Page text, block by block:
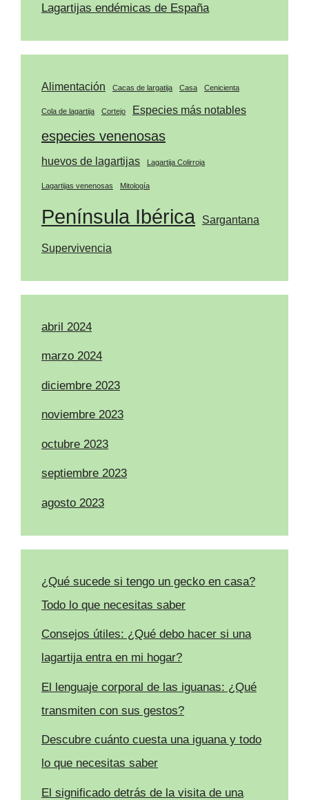
Lagartijas endémicas de España
Alimentación Cacas de largatija Casa Cenicienta
Cola de lagartija Cortejo Especies más notables
especies venenosas
huevos de lagartijas Lagartija Colirroja
Lagartijas venenosas Mitología
Península Ibérica Sargantana
Supervivencia
abril 2024
marzo 2024
diciembre 2023
noviembre 2023
octubre 2023
septiembre 2023
agosto 2023
¿Qué sucede si tengo un gecko en casa?
Todo lo que necesitas saber
Consejos útiles: ¿Qué debo hacer si una
lagartija entra en mi hogar?
El lenguaje corporal de las iguanas: ¿Qué
transmiten con sus gestos?
Descubre cuánto cuesta una iguana y todo
lo que necesitas saber
El significado detrás de la visita de una